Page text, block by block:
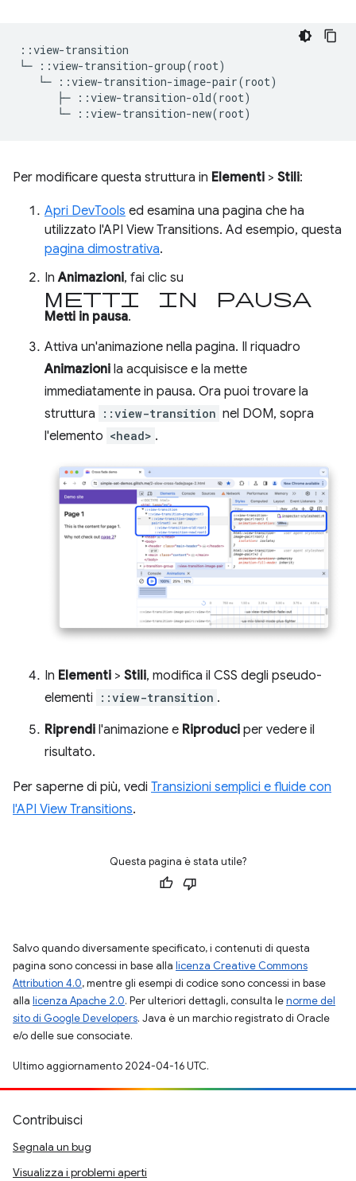
::view-transition
└─ ::view-transition-group(root)
   └─ ::view-transition-image-pair(root)
      ├─ ::view-transition-old(root)
Per modificare questa struttura in Elementi > Stili:
Apri DevTools ed esamina una pagina che ha
utilizzato l'API View Transitions. Ad esempio, questa
pagina dimostrativa.
InAnimazioni, fai clic su
Metti in pausa
Metti in pausa.
Attiva un'animazione nella pagina. Il riquadro
Animazioni la acquisisce e la mette
immediatamente in pausa. Ora puoi trovare la
struttura
::view-transition nel DOM, sopra
l'elemento <head> .
In Elementi > Stili, modifica il CSS degli pseudo-
elementi
::view-transition .
Riprendi l'animazione e Riproduci per vedere il
risultato.
Per saperne di più, vedi Transizioni semplici e fluide con
l'API View Transitions.
Questa pagina è stata utile?
Salvo quando diversamente specificato, i contenuti di questa
pagina sono concessi in base alla licenza Creative Commons
Attribution 4.0, mentre gli esempi di codice sono concessi in base
alla licenza Apache 2.0. Per ulteriori dettagli, consulta lenorme del
sito di Google Developers. Java è un marchio registrato di Oracle
e/o delle sue consociate.
Ultimo aggiornamento 2024-04-16 UTC.
Contribuisci
Segnala un bug
Visualizza i problemi aperti